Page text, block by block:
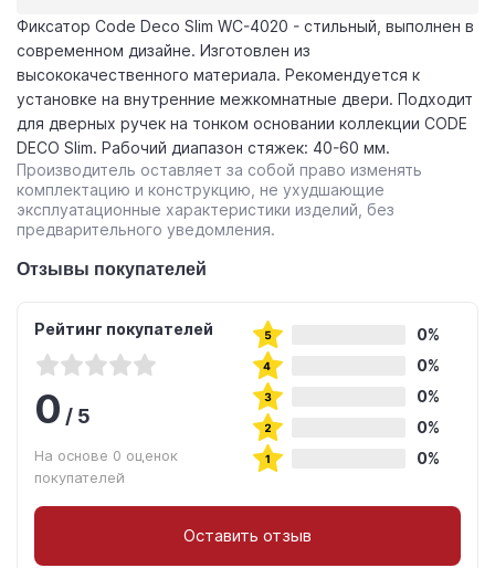
Фиксатор Code Deco Slim WC-4020 - стильный, выполнен в
современном дизайне. Изготовлен из
высококачественного материала. Рекомендуется к
установке на внутренние межкомнатные двери. Подходит
для дверных ручек на тонком основании коллекции CODE
DECO Slim. Рабочий диапазон стяжек: 40-60 мм.
Производитель оставляет за собой право изменять
комплектацию и конструкцию, не ухудшающие
эксплуатационные характеристики изделий, без
предварительного уведомления.
Отзывы покупателей
Рейтинг покупателей
0/5
На основе 0 оценок
покупателей
0%
0%
0%
0%
0%
Оставить отзыв